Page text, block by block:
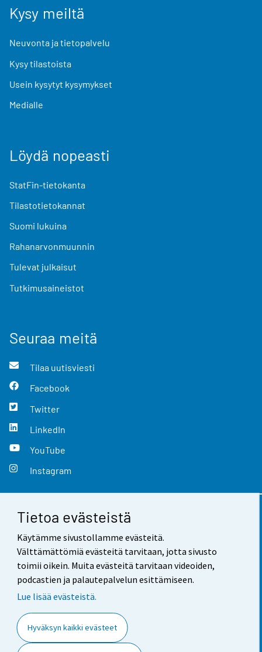
Tietoa evästeistä
Käytämme sivustollamme evästeitä.
Välttämättömiä evästeitä tarvitaan, jotta sivusto
toimii oikein. Muita evästeitä tarvitaan videoiden,
podcastien ja palautepalvelun esittämiseen.
Lue lisää evästeistä.
Hyväksyn kaikki evästeet
Kysy meiltä
Neuvonta ja tietopalvelu
Kysy tilastoista
Usein kysytyt kysymykset
Medialle
Löydä nopeasti
StatFin-tietokanta
Tilastotietokannat
Suomi lukuina
Rahanarvonmuunnin
Tulevat julkaisut
Tutkimusaineistot
Seuraa meitä
Tilaa uutisviesti
Facebook
Twitter
LinkedIn
YouTube
Instagram
Yhteystiedot
Palaute
Käyttöehdot
Saavutettavuus
Tietoa sivustosta